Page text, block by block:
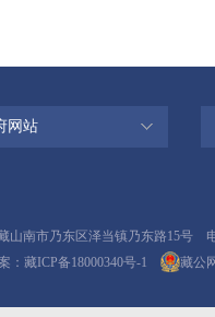
网站
南市乃东区泽当镇乃东路15号 电
： 藏ICP备18000340号-1 藏公